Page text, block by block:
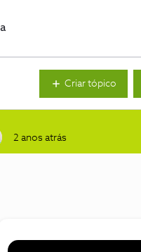
Criar tópico
2 anos atrás